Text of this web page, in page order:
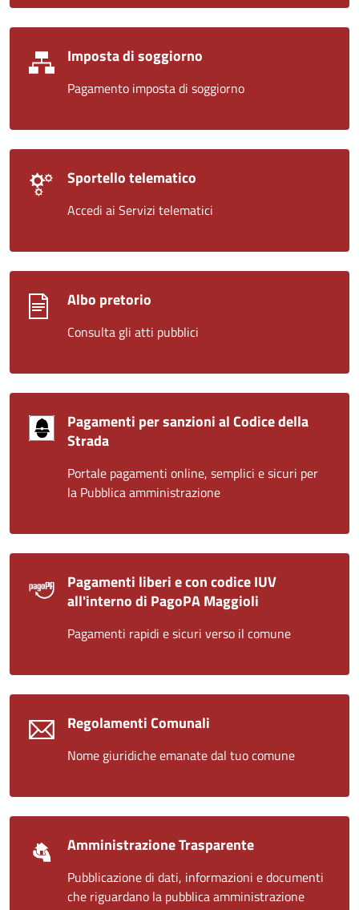
Imposta di soggiorno
Pagamento imposta di soggiorno
Sportello telematico
Accedi ai Servizi telematici
Albo pretorio
Consulta gli atti pubblici
Pagamenti per sanzioni al Codice della
Strada
Portale pagamenti online, semplici e sicuri per
la Pubblica amministrazione
Pagamenti liberi e con codice IUV
all'interno di PagoPA Maggioli
Pagamenti rapidi e sicuri verso il comune
Regolamenti Comunali
Nome giuridiche emanate dal tuo comune
Amministrazione Trasparente
Pubblicazione di dati, informazioni e documenti
che riguardano la pubblica amministrazione